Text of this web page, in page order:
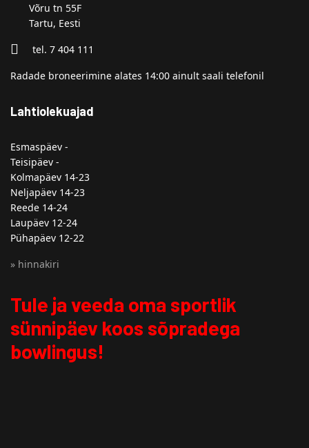
Võru tn 55F
Tartu, Eesti
tel. 7 404 111
Radade broneerimine alates 14:00 ainult saali telefonil
Lahtiolekuajad
Esmaspäev -
Teisipäev -
Kolmapäev 14-23
Neljapäev 14-23
Reede 14-24
Laupäev 12-24
Pühapäev 12-22
» hinnakiri
Tule ja veeda oma sportlik
sünnipäev koos sõpradega
bowlingus!